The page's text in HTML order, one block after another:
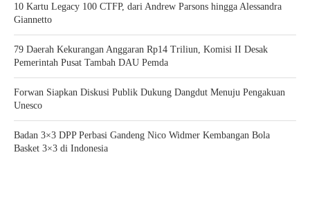
10 Kartu Legacy 100 CTFP, dari Andrew Parsons hingga Alessandra
Giannetto
79 Daerah Kekurangan Anggaran Rp14 Triliun, Komisi II Desak
Pemerintah Pusat Tambah DAU Pemda
Forwan Siapkan Diskusi Publik Dukung Dangdut Menuju Pengakuan
Unesco
Badan 3×3 DPP Perbasi Gandeng Nico Widmer Kembangan Bola
Basket 3×3 di Indonesia